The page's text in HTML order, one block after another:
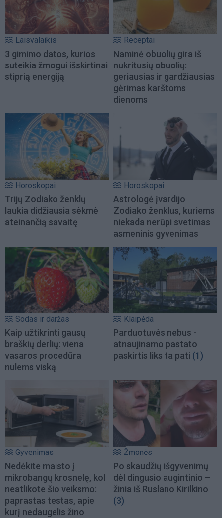
Laisvalaikis
3 gimimo datos, kurios
suteikia žmogui išskirtinai
stiprią energiją
Receptai
Naminė obuolių gira iš
nukritusių obuolių:
geriausias ir gardžiausias
gėrimas karštoms
dienoms
Horoskopai
Trijų Zodiako ženklų
laukia didžiausia sėkmė
ateinančią savaitę
Horoskopai
Astrologė įvardijo
Zodiako ženklus, kuriems
niekada nerūpi svetimas
asmeninis gyvenimas
Sodas ir daržas
Kaip užtikrinti gausų
braškių derlių: viena
vasaros procedūra
nulems viską
Klaipėda
Parduotuvės nebus -
atnaujinamo pastato
paskirtis liks ta pati (1)
Gyvenimas
Nedėkite maisto į
mikrobangų krosnelę, kol
neatlikote šio veiksmo:
paprastas testas, apie
kurį nedaugelis žino
Žmonės
Po skaudžių išgyvenimų
dėl dingusio augintinio –
žinia iš Ruslano Kirilkino
(3)